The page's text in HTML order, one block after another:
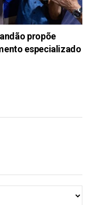
propõe
especializado